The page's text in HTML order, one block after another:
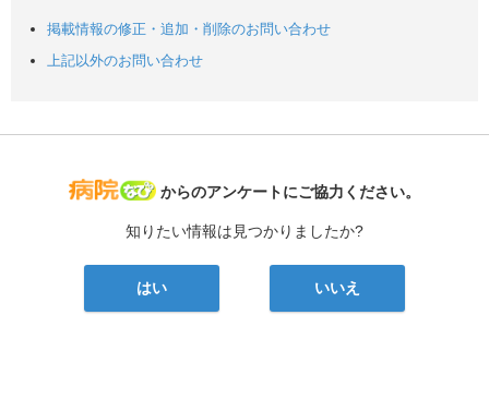
掲載情報の修正・追加・削除のお問い合わせ
上記以外のお問い合わせ
病院なび
からのアンケートにご協力ください。
知りたい情報は見つかりましたか?
はい いいえ